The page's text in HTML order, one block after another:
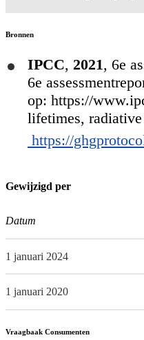
Bronnen
IPCC, 2021, 6e
6e
op: https://
lifetimes,
https://
Gewijzigd per
Datum
1 januari 2024
1 januari 2020
Vraagbaak Consumenten